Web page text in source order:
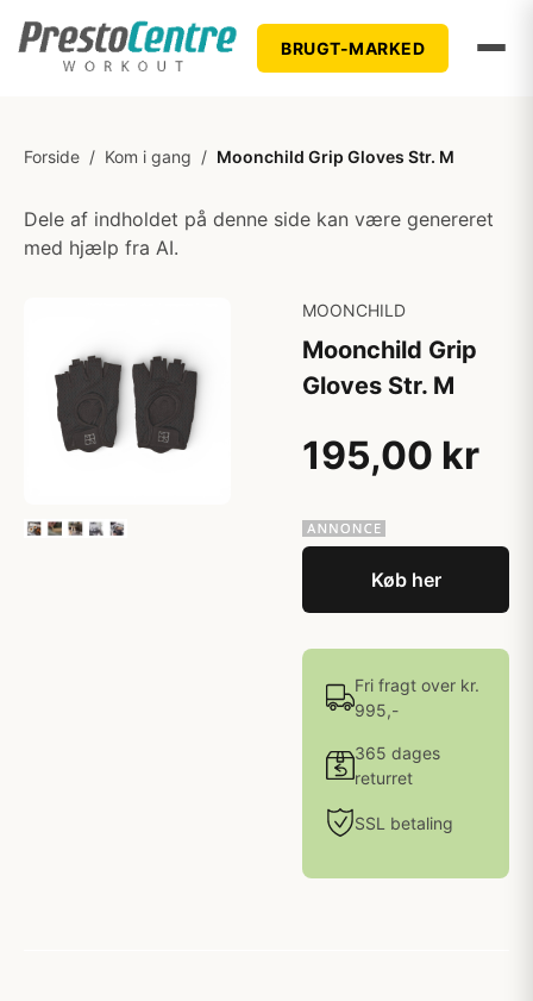
BRUGT-MARKED
Forside / Kom i gang / Moonchild Grip Gloves Str. M
Dele af indholdet på denne side kan være genereret
med hjælp fra AI.
MOONCHILD
Moonchild Grip
Gloves Str. M
195,00 kr
Køb her
Fri fragt over kr.
995,-
365 dages
returret
SSL betaling